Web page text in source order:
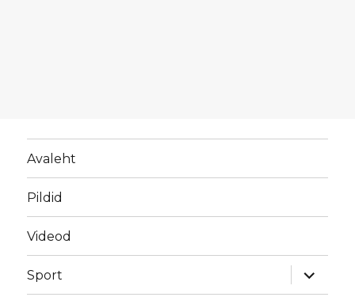
Avaleht
Pildid
Videod
Sport
laienda